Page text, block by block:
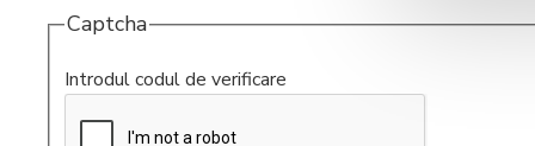
Captcha
Introdul codul de verificare